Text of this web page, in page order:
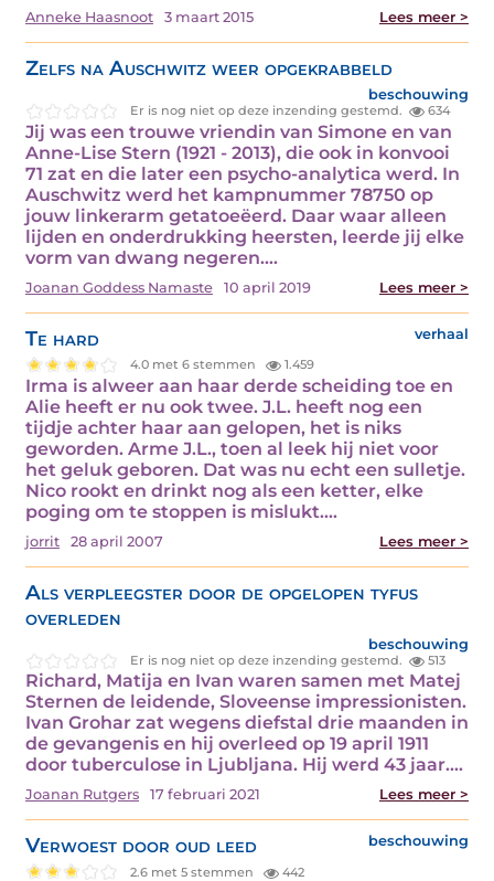
Anneke Haasnoot 3 maart 2015 Lees meer >
Zelfs na Auschwitz weer opgekrabbeld
beschouwing
Er is nog niet op deze inzending gestemd. 634
Jij was een trouwe vriendin van Simone en van
Anne-Lise Stern (1921 - 2013), die ook in konvooi
71 zat en die later een psycho-analytica werd. In
Auschwitz werd het kampnummer 78750 op
jouw linkerarm getatoeëerd. Daar waar alleen
lijden en onderdrukking heersten, leerde jij elke
vorm van dwang negeren.…
Joanan Goddess Namaste 10 april 2019 Lees meer >
Te hard verhaal
4.0 met 6 stemmen 1.459
Irma is alweer aan haar derde scheiding toe en
Alie heeft er nu ook twee. J.L. heeft nog een
tijdje achter haar aan gelopen, het is niks
geworden. Arme J.L., toen al leek hij niet voor
het geluk geboren. Dat was nu echt een sulletje.
Nico rookt en drinkt nog als een ketter, elke
poging om te stoppen is mislukt.…
jorrit 28 april 2007 Lees meer >
Als verpleegster door de opgelopen tyfus
overleden
beschouwing
Er is nog niet op deze inzending gestemd. 513
Richard, Matija en Ivan waren samen met Matej
Sternen de leidende, Sloveense impressionisten.
Ivan Grohar zat wegens diefstal drie maanden in
de gevangenis en hij overleed op 19 april 1911
door tuberculose in Ljubljana. Hij werd 43 jaar.…
Joanan Rutgers 17 februari 2021 Lees meer >
Verwoest door oud leed beschouwing
2.6 met 5 stemmen 442